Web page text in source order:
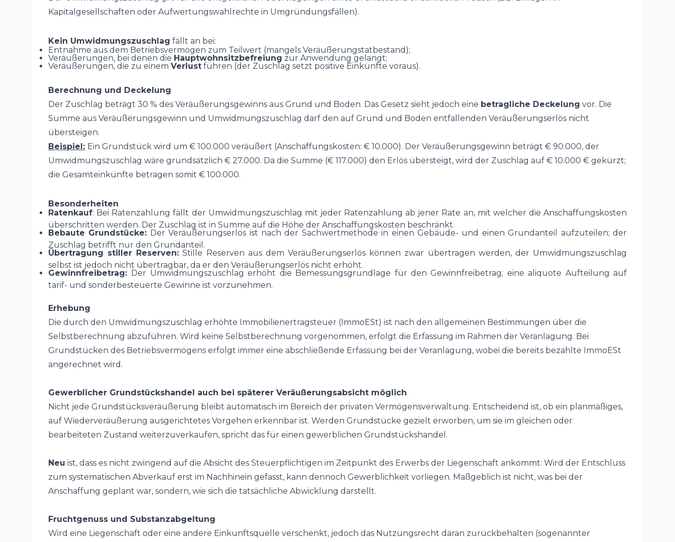
Kapitalgesellschaften oder Aufwertungswahlrechte in Umgründungsfällen).
Kein Umwidmungszuschlag fällt an bei:
Entnahme aus dem Betriebsvermögen zum Teilwert (mangels Veräußerungstatbestand);
Veräußerungen, bei denen die Hauptwohnsitzbefreiung zur Anwendung gelangt;
Veräußerungen, die zu einem Verlust führen (der Zuschlag setzt positive Einkünfte voraus).
Berechnung und Deckelung
Der Zuschlag beträgt 30 % des Veräußerungsgewinns aus Grund und Boden. Das Gesetz sieht jedoch eine betragliche Deckelung vor. Die
Summe aus Veräußerungsgewinn und Umwidmungszuschlag darf den auf Grund und Boden entfallenden Veräußerungserlös nicht
übersteigen.
Beispiel: Ein Grundstück wird um € 100.000 veräußert (Anschaffungskosten: € 10.000). Der Veräußerungsgewinn beträgt € 90.000, der
Umwidmungszuschlag wäre grundsätzlich € 27.000. Da die Summe (€ 117.000) den Erlös übersteigt, wird der Zuschlag auf € 10.000 € gekürzt;
die Gesamteinkünfte betragen somit € 100.000.
Besonderheiten
Ratenkauf: Bei Ratenzahlung fällt der Umwidmungszuschlag mit jeder Ratenzahlung ab jener Rate an, mit welcher die Anschaffungskosten
überschritten werden. Der Zuschlag ist in Summe auf die Höhe der Anschaffungskosten beschränkt.
Bebaute Grundstücke: Der Veräußerungserlös ist nach der Sachwertmethode in einen Gebäude- und einen Grundanteil aufzuteilen; der
Zuschlag betrifft nur den Grundanteil.
Übertragung stiller Reserven: Stille Reserven aus dem Veräußerungserlös können zwar übertragen werden, der Umwidmungszuschlag
selbst ist jedoch nicht übertragbar, da er den Veräußerungserlös nicht erhöht.
Gewinnfreibetrag: Der Umwidmungszuschlag erhöht die Bemessungsgrundlage für den Gewinnfreibetrag; eine aliquote Aufteilung auf
tarif- und sonderbesteuerte Gewinne ist vorzunehmen.
Erhebung
Die durch den Umwidmungszuschlag erhöhte Immobilienertragsteuer (ImmoESt) ist nach den allgemeinen Bestimmungen über die
Selbstberechnung abzuführen. Wird keine Selbstberechnung vorgenommen, erfolgt die Erfassung im Rahmen der Veranlagung. Bei
Grundstücken des Betriebsvermögens erfolgt immer eine abschließende Erfassung bei der Veranlagung, wobei die bereits bezahlte ImmoESt
angerechnet wird.
Gewerblicher Grundstückshandel auch bei späterer Veräußerungsabsicht möglich
Nicht jede Grundstücksveräußerung bleibt automatisch im Bereich der privaten Vermögensverwaltung. Entscheidend ist, ob ein planmäßiges,
auf Wiederveräußerung ausgerichtetes Vorgehen erkennbar ist. Werden Grundstücke gezielt erworben, um sie im gleichen oder
bearbeiteten Zustand weiterzuverkaufen, spricht das für einen gewerblichen Grundstückshandel.
Neu ist, dass es nicht zwingend auf die Absicht des Steuerpflichtigen im Zeitpunkt des Erwerbs der Liegenschaft ankommt: Wird der Entschluss
zum systematischen Abverkauf erst im Nachhinein gefasst, kann dennoch Gewerblichkeit vorliegen. Maßgeblich ist nicht, was bei der
Anschaffung geplant war, sondern, wie sich die tatsächliche Abwicklung darstellt.
Fruchtgenuss und Substanzabgeltung
Wird eine Liegenschaft oder eine andere Einkunftsquelle verschenkt, jedoch das Nutzungsrecht daran zurückbehalten (sogenannter